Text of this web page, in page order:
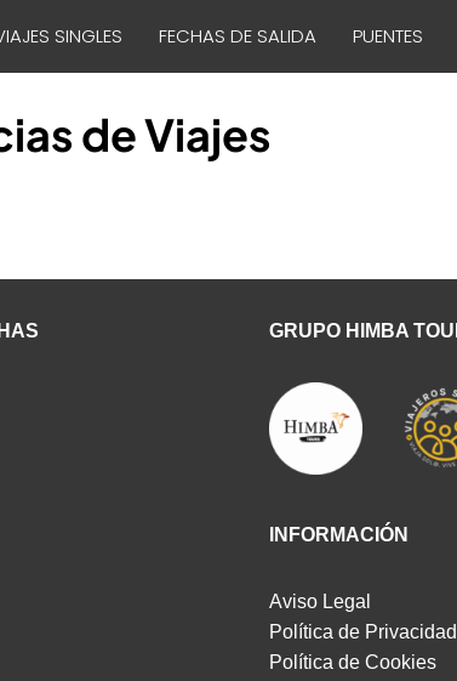
SINGLES FECHAS DE SALIDA PUENTES
de Viajes
GRUPO HIMBA
INFORMACIÓN
Aviso Legal
Política de Privacidad
Política de Cookies